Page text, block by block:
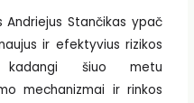
Andriejus Stančikas ypač
ir efektyvius rizikos
kadangi šiuo metu
mechanizmai ir rinkos